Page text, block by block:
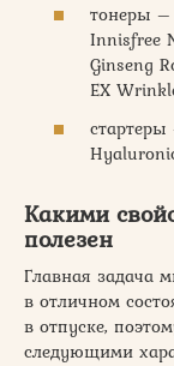
тонеры –
Innisfree
Ginseng
EX
Какими
полезен
Главная задача
в отличном
в отпуске,
следующими